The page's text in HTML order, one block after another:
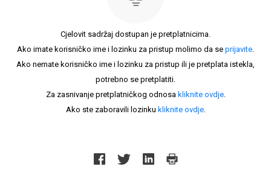
Cjelovit sadržaj dostupan je pretplatnicima.
Ako imate korisničko ime i lozinku za pristup molimo da se prijavite.
Ako nemate korisničko ime i lozinku za pristup ili je pretplata istekla,
potrebno se pretplatiti.
Za zasnivanje pretplatničkog odnosa kliknite ovdje.
Ako ste zaboravili lozinku kliknite ovdje.